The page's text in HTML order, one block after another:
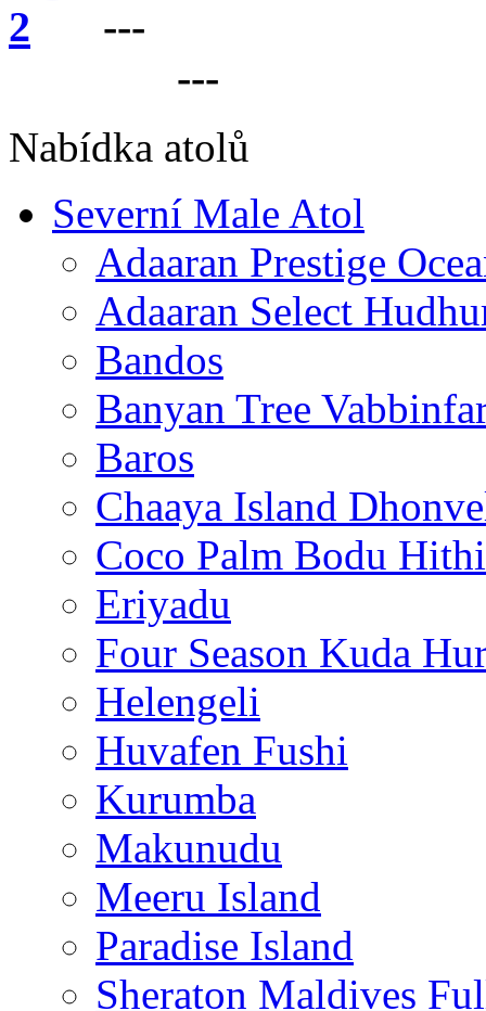
---
---
Nabídka atolů
Severní Male Atol
Adaaran Prestige
Adaaran Select
Bandos
Banyan Tree
Baros
Chaaya Island
Coco Palm Bodu Hithi
Eriyadu
Four Season Kuda
Helengeli
Huvafen Fushi
Kurumba
Makunudu
Meeru Island
Paradise Island
Sheraton Maldives